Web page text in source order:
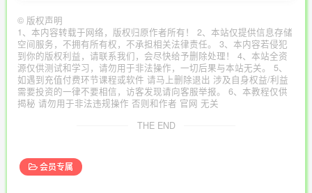
© 版权声明
1、本内容转载于网络，版权归原作者所有！ 2、本站仅提供信息存储
空间服务，不拥有所有权，不承担相关法律责任。 3、本内容若侵犯
到你的版权利益，请联系我们，会尽快给予删除处理！ 4、本站全资
源仅供测试和学习，请勿用于非法操作，一切后果与本站无关。 5、
如遇到充值付费环节课程或软件 请马上删除退出 涉及自身权益/利益
需要投资的一律不要相信，访客发现请向客服举报。 6、本教程仅供
揭秘 请勿用于非法违规操作 否则和作者 官网 无关
THE END
会员专属